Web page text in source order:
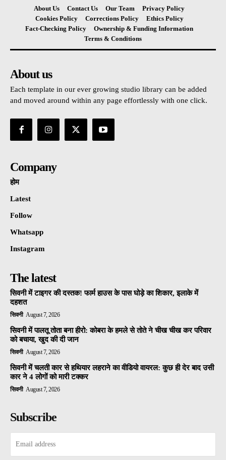
About Us Contact Us Our Team
Privacy Policy
Cookies Policy
Corrections Policy
Ethics Policy
Fact-Checking Policy
Ownership & Funding Information
Terms & Conditions
About us
Each template in our ever growing studio library can be added
and moved around within any page effortlessly with one click.
Company
होम
Latest
Follow
Whatsapp
Instagram
The latest
सिवनी में टाइगर की दस्तक! फार्म हाउस के पास घोड़े का शिकार, इलाके में
दहशत
सिवनी August 7, 2026
सिवनी में पालतू तोता बना हीरो: कोबरा के हमले से तोते ने चीख चीख कर परिवार
को बचाया, खुद की दी जान
सिवनी August 7, 2026
सिवनी में चलती कार से हथियार लहराने का वीडियो वायरल: कुछ ही देर बाद उसी
कार ने 4 लोगों को मारी टक्कर
सिवनी August 7, 2026
Subscribe